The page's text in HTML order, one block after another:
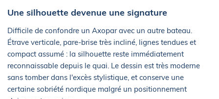
Une silhouette devenue une signature
Difficile de confondre un Axopar avec un autre bateau.
Étrave verticale, pare-brise très incliné, lignes tendues et
compact assumé : la silhouette reste immédiatement
reconnaissable depuis le quai. Le dessin est très moderne
sans tomber dans l'excès stylistique, et conserve une
certaine sobriété nordique malgré un positionnement